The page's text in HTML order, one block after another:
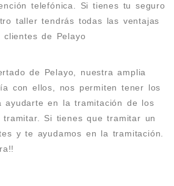
telefónica. Si tienes tu seguro
taller tendrás todas las ventajas
de Pelayo
de Pelayo, nuestra amplia
con ellos, nos permiten tener los
ayudarte en la tramitación de los
tramitar. Si tienes que tramitar un
y te ayudamos en la tramitación.